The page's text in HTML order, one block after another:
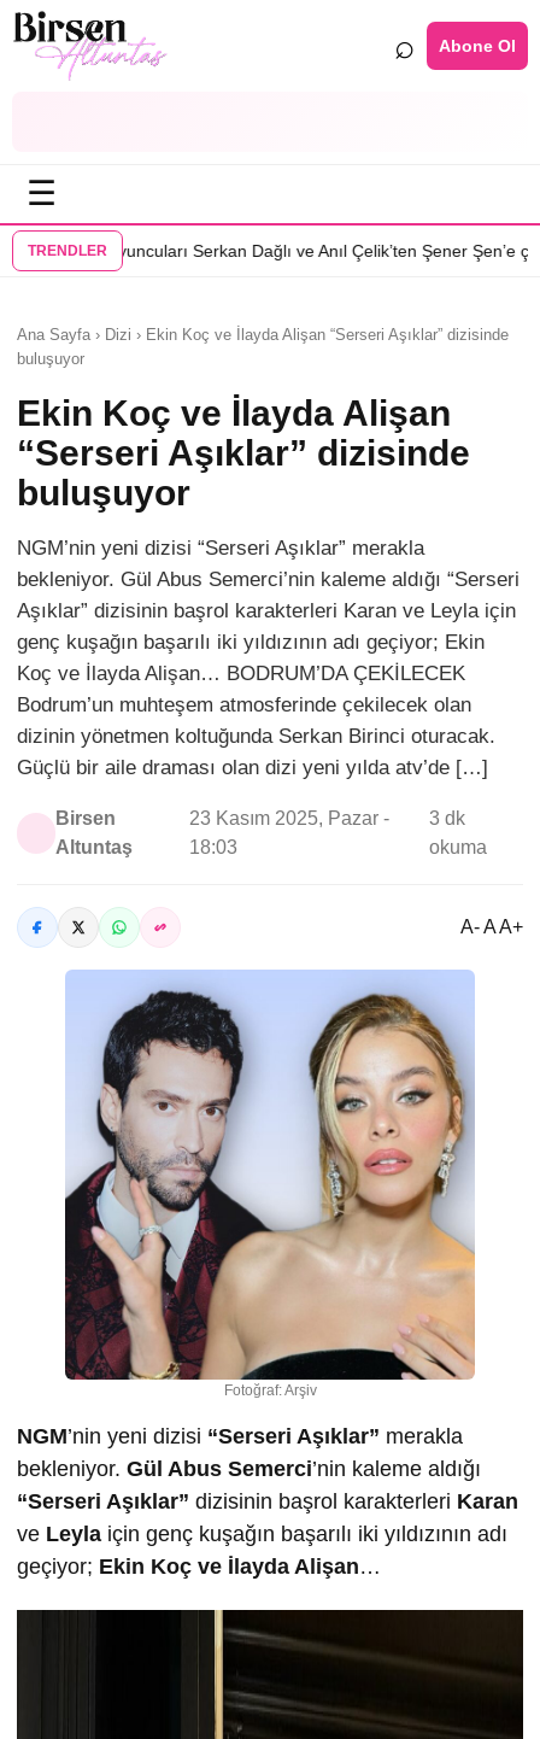
⌕ Abone Ol
☰
TRENDLER
Serkan Dağlı ve Anıl Çelik’ten Şener Şen’e çağrı•Özcan Deniz:
Ana Sayfa › Dizi › Ekin Koç ve İlayda Alişan “Serseri Aşıklar” dizisinde
buluşuyor
Ekin Koç ve İlayda Alişan
“Serseri Aşıklar” dizisinde
buluşuyor
NGM’nin yeni dizisi “Serseri Aşıklar” merakla
bekleniyor. Gül Abus Semerci’nin kaleme aldığı “Serseri
Aşıklar” dizisinin başrol karakterleri Karan ve Leyla için
genç kuşağın başarılı iki yıldızının adı geçiyor; Ekin
Koç ve İlayda Alişan… BODRUM’DA ÇEKİLECEK
Bodrum’un muhteşem atmosferinde çekilecek olan
dizinin yönetmen koltuğunda Serkan Birinci oturacak.
Güçlü bir aile draması olan dizi yeni yılda atv’de […]
Birsen
Altuntaş
23 Kasım 2025, Pazar -
18:03
3 dk
okuma
A- A A+
Fotoğraf: Arşiv
NGM’nin yeni dizisi “Serseri Aşıklar” merakla
bekleniyor. Gül Abus Semerci’nin kaleme aldığı
“Serseri Aşıklar” dizisinin başrol karakterleri Karan
ve Leyla için genç kuşağın başarılı iki yıldızının adı
geçiyor; Ekin Koç ve İlayda Alişan…